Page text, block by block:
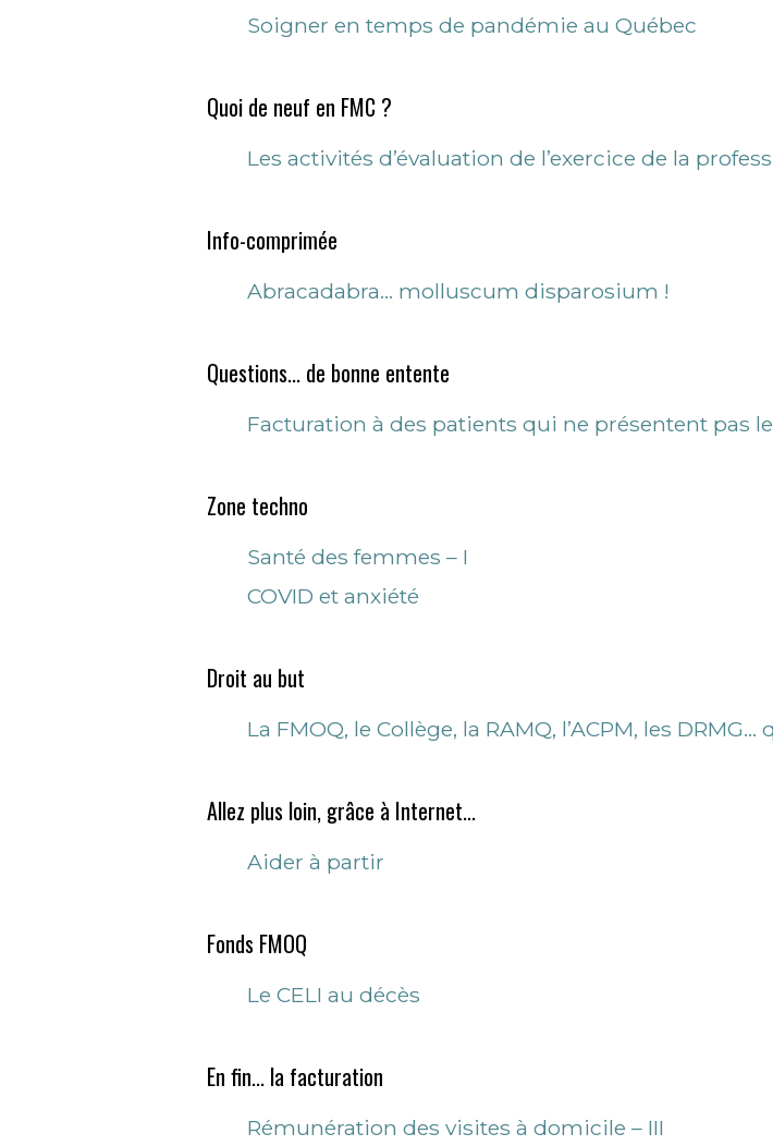
Soigner en temps de pandémie au Québec
Quoi de neuf en FMC ?
Les activités d’évaluation de l’exercice de la
Info-comprimée
Abracadabra... molluscum disparosium !
Questions... de bonne entente
Facturation à des patients qui ne présentent pas
Zone techno
Santé des femmes – I
COVID et anxiété
Droit au but
La FMOQ, le Collège, la RAMQ, l’ACPM, les
Allez plus loin, grâce à Internet...
Aider à partir
Fonds FMOQ
Le CELI au décès
En fin... la facturation
Rémunération des visites à domicile – III